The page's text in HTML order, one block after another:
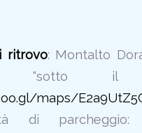
ritrovo: Montalto
“sotto il
maps/
di